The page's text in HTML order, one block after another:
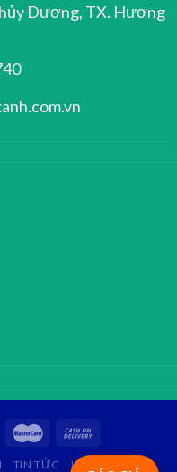
Dương, TX. Hương
TIN TỨC LIÊN HỆ